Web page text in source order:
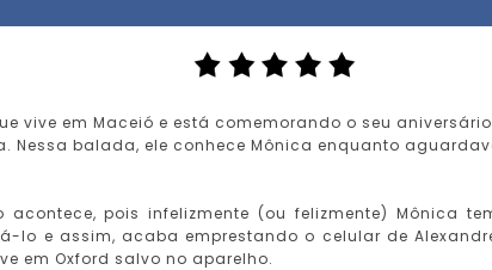
vive em Maceió e está comemorando o seu
Nessa balada, ele conhece Mônica enquanto
acontece, pois infelizmente (ou felizmente) Mônica
lo e assim, acaba emprestando o celular de
em Oxford salvo no aparelho.